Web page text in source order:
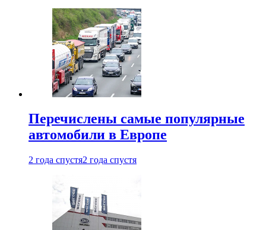
Перечислены самые популярные
автомобили в Европе
2 года спустя2 года спустя